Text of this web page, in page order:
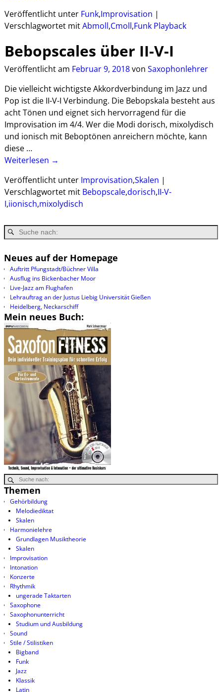
Veröffentlicht unter Funk,Improvisation |
Verschlagwortet mitAbmoll,Cmoll,Funk Playback
Bebopscales über II-V-I
Veröffentlicht am Februar 9, 2018von Saxophonlehrer
Die vielleicht wichtigste Akkordverbindung im Jazz und
Pop ist die II-V-I Verbindung. Die Bebopskala besteht aus
acht Tönen und eignet sich hervorragend für die
Improvisation im 4/4. Wer die Modi dorisch, mixolydisch
und ionisch mit Beboptönen anreichern möchte, kann
diese …
Weiterlesen →
Veröffentlicht unter Improvisation,Skalen |
Verschlagwortet mit Bebopscale,dorisch,II-V-
I,iionisch,mixolydisch
Neues auf der Homepage
Auftritt Pfungstadt/Büchner Villa
Ausflug ins Bickenbacher Moor
Live-Jazz am Flughafen
Lehrauftrag an der Justus Liebig Universität Gießen
Heidelberg, Neckarschiff
Mein neues Buch:
Themen
Gehörbildung
Melodiediktat
Skalen
Harmonielehre
Grundlagen Musiktheorie
Skalen
Improvisation
Intonation
Konzerte
Rhythmik
ungerade Taktarten
Saxophone
Saxophonunterricht
Studium und Ausbildung
Sound
Stile / Stilistiken
Bigband
Funk
Jazz
Klassik
Latin